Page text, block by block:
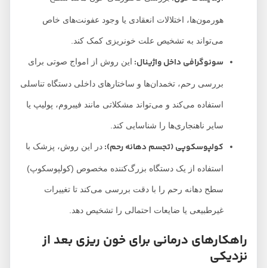
هورمون‌ها، اختلالات انعقادی یا وجود عفونت‌های خاص
می‌تواند به تشخیص علت خونریزی کمک کند.
سونوگرافی داخل واژینال:این روش از امواج صوتی برای
بررسی رحم، تخمدان‌ها و ساختارهای داخلی دستگاه تناسلی
استفاده می‌کند و می‌تواند مشکلاتی مانند فیبروم، پولیپ یا
سایر ناهنجاری‌ها را شناسایی کند.
کولپوسکوپی (تجسم دهانه رحم):در این روش، پزشک با
استفاده از یک دستگاه بزرگ‌کننده مخصوص (کولپوسکوپ)
سطح دهانه رحم را با دقت بررسی می‌کند تا تغییرات
غیرطبیعی یا ضایعات احتمالی را تشخیص دهد.
راهکارهای درمانی برای خون ریزی بعد از
نزدیکی